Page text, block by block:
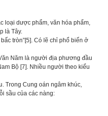
loại dược phẩm, văn hóa phẩm,
là Tây.
tròn”[5]. Có lẽ chỉ phổ biến ở
Năm là người địa phương đầu
Bộ [7]. Nhiều người theo kiểu
Trong Cung oán ngâm khúc,
sầu của các nàng: